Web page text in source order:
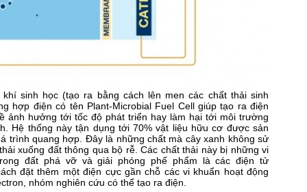
sinh học (tạo ra bằng cách lên men các chất thải sinh
hợp điện có tên Plant-Microbial Fuel Cell giúp tạo ra điện
ảnh hưởng tới tốc độ phát triển hay làm hại tới môi trường
Hệ thống này tận dụng tới 70% vật liệu hữu cơ được sản
trình quang hợp. Đây là những chất mà cây xanh không sử
xuống đất thông qua bộ rễ. Các chất thải này bị những vi
đất phá vỡ và giải phóng phế phẩm là các điện tử
đặt thêm một điện cực gần chỗ các vi khuẩn hoạt động
nhóm nghiên cứu có thể tạo ra điện.